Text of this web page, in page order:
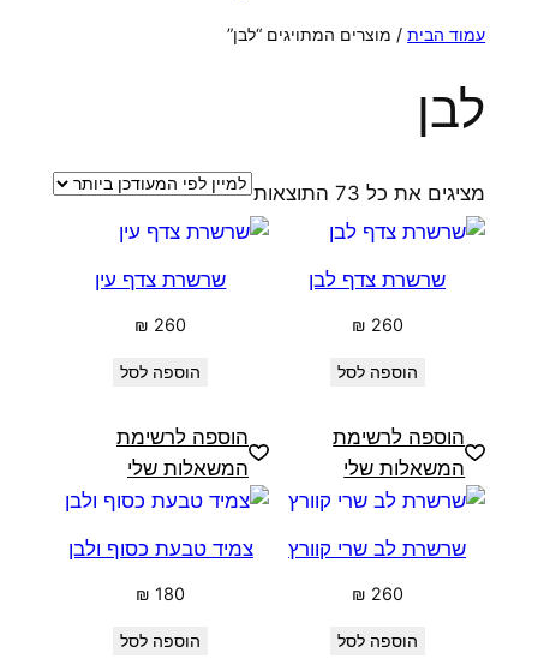
עמוד הבית/ מוצרים המתויגים “לבן”
לבן
מציגים את כל ⁦73⁩ התוצאות
ממוין
לפי
העדכני
שרשרת צדף לבן
₪ 260
הוספה לסל
הוספה לרשימת
המשאלות שלי
שרשרת צדף עין
₪ 260
הוספה לסל
הוספה לרשימת
המשאלות שלי
שרשרת לב שרי קוורץ
₪ 260
הוספה לסל
צמיד טבעת כסוף ולבן
₪ 180
הוספה לסל